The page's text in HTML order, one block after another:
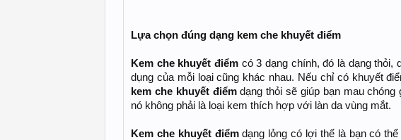
Lựa chọn đúng dạng kem che khuyết điểm
Kem che khuyết điểm có 3 dạng chính, đó là dạng thỏi,
dụng của mỗi loại cũng khác nhau. Nếu chỉ có khuyết
kem che khuyết điểmdạng thỏi sẽ giúp bạn mau chóng
nó không phải là loại kem thích hợp với làn da vùng mắt.
Kem che khuyết điểmdạng lỏng có lợi thế là bạn có